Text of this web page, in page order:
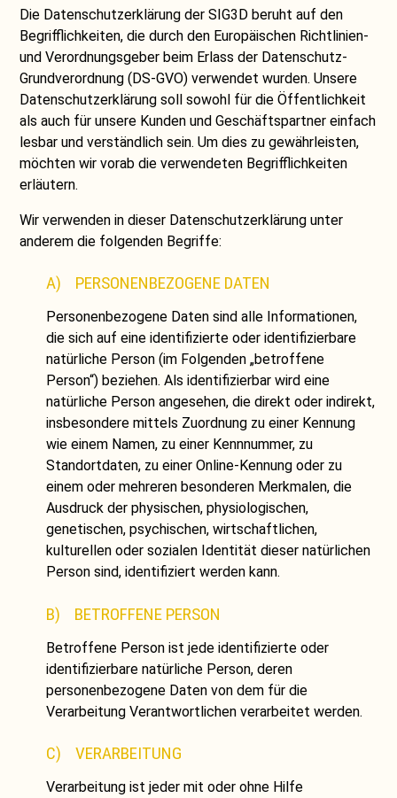
Die Datenschutzerklärung der SIG3D beruht auf den
Begrifflichkeiten, die durch den Europäischen Richtlinien-
und Verordnungsgeber beim Erlass der Datenschutz-
Grundverordnung (DS-GVO) verwendet wurden. Unsere
Datenschutzerklärung soll sowohl für die Öffentlichkeit
als auch für unsere Kunden und Geschäftspartner einfach
lesbar und verständlich sein. Um dies zu gewährleisten,
möchten wir vorab die verwendeten Begrifflichkeiten
erläutern.
Wir verwenden in dieser Datenschutzerklärung unter
anderem die folgenden Begriffe:
A) PERSONENBEZOGENE DATEN
Personenbezogene Daten sind alle Informationen,
die sich auf eine identifizierte oder identifizierbare
natürliche Person (im Folgenden „betroffene
Person“) beziehen. Als identifizierbar wird eine
natürliche Person angesehen, die direkt oder indirekt,
insbesondere mittels Zuordnung zu einer Kennung
wie einem Namen, zu einer Kennnummer, zu
Standortdaten, zu einer Online-Kennung oder zu
einem oder mehreren besonderen Merkmalen, die
Ausdruck der physischen, physiologischen,
genetischen, psychischen, wirtschaftlichen,
kulturellen oder sozialen Identität dieser natürlichen
Person sind, identifiziert werden kann.
B) BETROFFENE PERSON
Betroffene Person ist jede identifizierte oder
identifizierbare natürliche Person, deren
personenbezogene Daten von dem für die
Verarbeitung Verantwortlichen verarbeitet werden.
C) VERARBEITUNG
Verarbeitung ist jeder mit oder ohne Hilfe